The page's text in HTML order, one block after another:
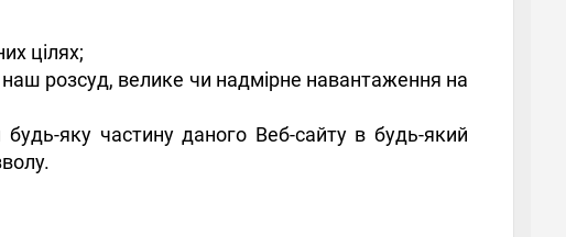
цілях;
розсуд, велике чи надмірне навантаження на
яку частину даного Веб-сайту в будь-який